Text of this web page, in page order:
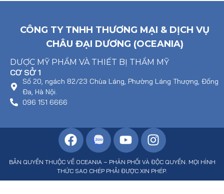
CÔNG TY TNHH THƯƠNG MẠI & DỊCH VỤ
CHÂU ĐẠI DƯƠNG (OCEANIA)
DƯỢC MỸ PHẨM VÀ THIẾT BỊ THẨM MỸ
CƠ SỞ 1
Số 20, ngách 82/23 Chùa Láng, Phường Láng Thượng, Đống
Đa, Hà Nội.
096 151 6666
BẢN QUYỀN THUỘC VỀ OCEANIA – PHÂN PHỐI VÀ ĐỘC QUYỀN. MỌI HÌNH
THỨC SAO CHÉP PHẢI ĐƯỢC XIN PHÉP.